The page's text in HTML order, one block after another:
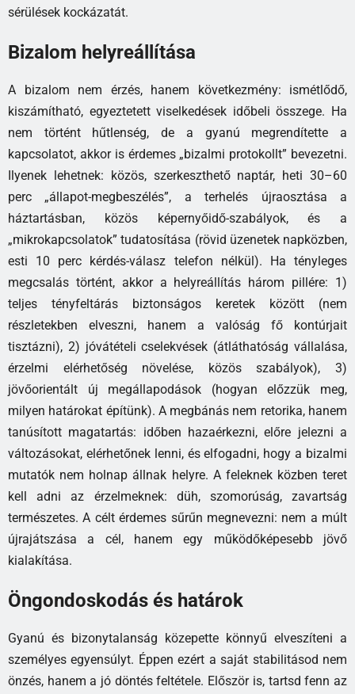
sérülések kockázatát.
Bizalom helyreállítása
A bizalom nem érzés, hanem következmény: ismétlődő,
kiszámítható, egyeztetett viselkedések időbeli összege. Ha
nem történt hűtlenség, de a gyanú megrendítette a
kapcsolatot, akkor is érdemes „bizalmi protokollt” bevezetni.
Ilyenek lehetnek: közös, szerkeszthető naptár, heti 30–60
perc „állapot-megbeszélés”, a terhelés újraosztása a
háztartásban, közös képernyőidő-szabályok, és a
„mikrokapcsolatok” tudatosítása (rövid üzenetek napközben,
esti 10 perc kérdés-válasz telefon nélkül). Ha tényleges
megcsalás történt, akkor a helyreállítás három pillére: 1)
teljes tényfeltárás biztonságos keretek között (nem
részletekben elveszni, hanem a valóság fő kontúrjait
tisztázni), 2) jóvátételi cselekvések (átláthatóság vállalása,
érzelmi elérhetőség növelése, közös szabályok), 3)
jövőorientált új megállapodások (hogyan előzzük meg,
milyen határokat építünk). A megbánás nem retorika, hanem
tanúsított magatartás: időben hazaérkezni, előre jelezni a
változásokat, elérhetőnek lenni, és elfogadni, hogy a bizalmi
mutatók nem holnap állnak helyre. A feleknek közben teret
kell adni az érzelmeknek: düh, szomorúság, zavartság
természetes. A célt érdemes sűrűn megnevezni: nem a múlt
újrajátszása a cél, hanem egy működőképesebb jövő
kialakítása.
Öngondoskodás és határok
Gyanú és bizonytalanság közepette könnyű elveszíteni a
személyes egyensúlyt. Éppen ezért a saját stabilitásod nem
önzés, hanem a jó döntés feltétele. Először is, tartsd fenn az